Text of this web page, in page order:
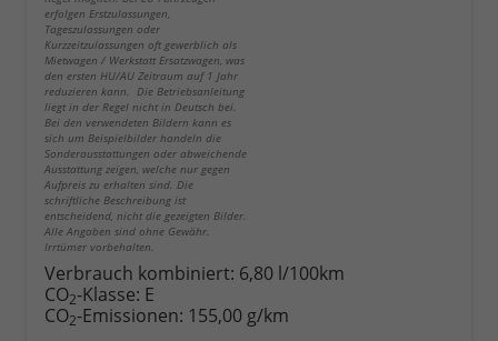
erfolgen Erstzulassungen,
Tageszulassungen oder
Kurzzeitzulassungen oft gewerblich als
Mietwagen / Werkstatt Ersatzwagen, was
den ersten HU/AU Zeitraum auf 1 Jahr
reduzieren kann. Die Betriebsanleitung
liegt in der Regel nicht in Deutsch bei.
Bei den verwendeten Bildern kann es
sich um Beispielbilder handeln die
Sonderausstattungen oder abweichende
Ausstattung zeigen, welche nur gegen
Aufpreis zu erhalten sind. Die
schriftliche Beschreibung ist
entscheidend, nicht die gezeigten Bilder.
Alle Angaben sind ohne Gewähr.
Irrtümer vorbehalten.
Verbrauch kombiniert: 6,80 l/100km
CO2-Klasse: E
CO2-Emissionen: 155,00 g/km